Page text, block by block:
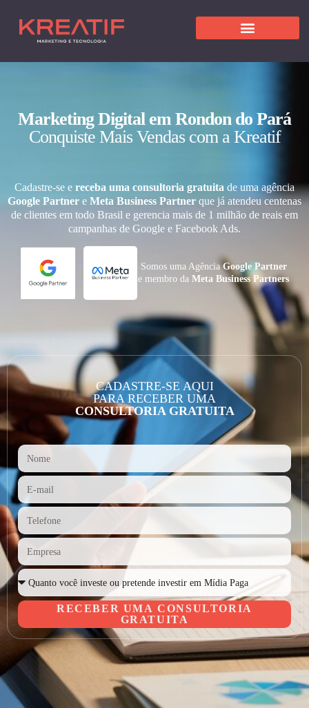
Marketing Digital em Rondon do Pará
Conquiste Mais Vendas com a Kreatif
Cadastre-se e receba uma consultoria gratuita de uma agência
Google Partner e Meta Business Partner que já atendeu centenas
de clientes em todo Brasil e gerencia mais de 1 milhão de reais em
campanhas de Google e Facebook Ads.
Somos uma AgênciaGoogle Partner
e membro daMeta Business Partners
CADASTRE-SE AQUI
PARA RECEBER UMA
CONSULTORIA GRATUITA
RECEBER UMA CONSULTORIA
GRATUITA